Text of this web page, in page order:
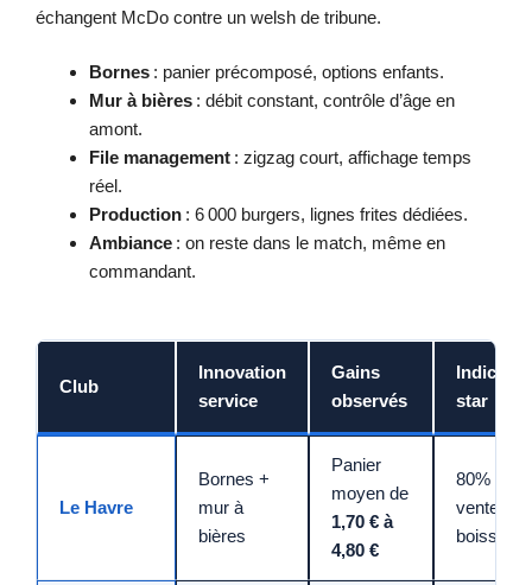
échangent McDo contre un welsh de tribune.
Bornes : panier précomposé, options enfants.
Mur à bières : débit constant, contrôle d’âge en
amont.
File management : zigzag court, affichage temps
réel.
Production : 6 000 burgers, lignes frites dédiées.
Ambiance : on reste dans le match, même en
commandant.
Club
Innovation
service
Gains
observés
star
Le Havre
Bornes +
mur à
bières
Panier
moyen de
1,70 € à
4,80 €
80% des
ventes =
boissons